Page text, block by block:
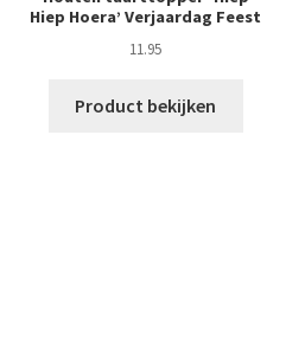
Hiep Hoera’ Verjaardag Feest
11.95
Product bekijken